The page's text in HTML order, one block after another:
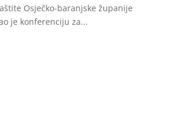
Osječko-baranjske županije
je konferenciju za...